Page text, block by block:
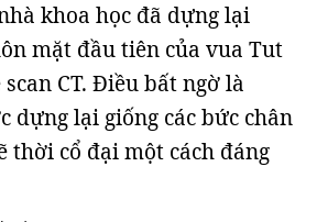
khoa học đã dựng lại
mặt đầu tiên của vua Tut
CT. Điều bất ngờ là
dựng lại giống các bức chân
thời cổ đại một cách đáng